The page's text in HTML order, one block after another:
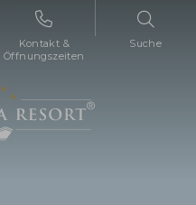
Kontakt &
Öffnungszeiten
Suche